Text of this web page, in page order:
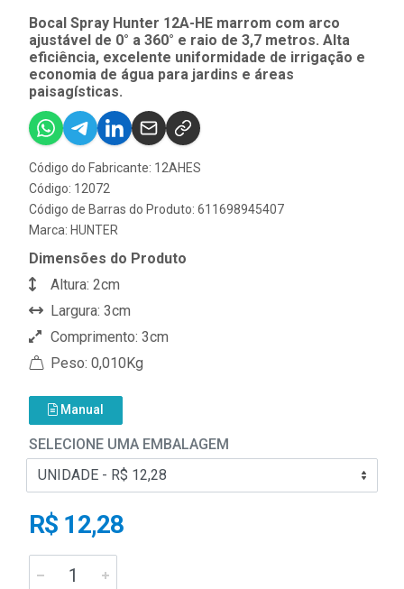
Bocal Spray Hunter 12A-HE marrom com arco
ajustável de 0° a 360° e raio de 3,7 metros. Alta
eficiência, excelente uniformidade de irrigação e
economia de água para jardins e áreas
paisagísticas.
Código do Fabricante: 12AHES
Código: 12072
Código de Barras do Produto: 611698945407
Marca: HUNTER
Dimensões do Produto
Altura: 2cm
Largura: 3cm
Comprimento: 3cm
Peso: 0,010Kg
Manual
SELECIONE UMA EMBALAGEM
R$ 12,28